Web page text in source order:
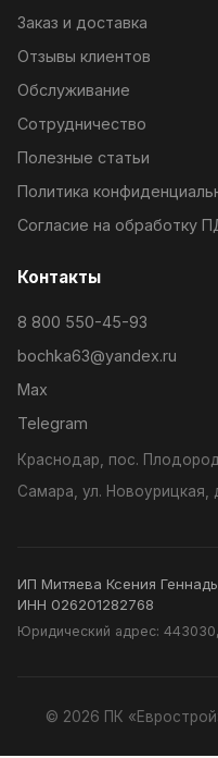
Заказ и доставка
Отзывы клиентов
Обслуживание
Сотрудничество
Полезные статьи
Политика
Согласие на обработку
Контакты
8 800 550-45-93
bochka63@yandex.ru
Max
Telegram
Краснодар, пос.
Самара, ул. Новоурицкая,
ИП Митяева Ксения
ИНН 026201282768
Юридический адрес:
© 2026 ПК